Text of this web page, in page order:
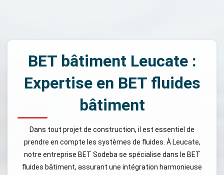
BET bâtiment Leucate :
Expertise en BET fluides
bâtiment
Dans tout projet de construction, il est essentiel de
prendre en compte les systèmes de fluides. À Leucate,
notre entreprise BET Sodeba se spécialise dans le BET
fluides bâtiment, assurant une intégration harmonieuse